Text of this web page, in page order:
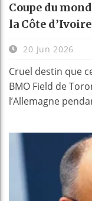
Coupe du
la Côte
20 Jun 2026
Cruel destin que
BMO Field de
l’Allemagne